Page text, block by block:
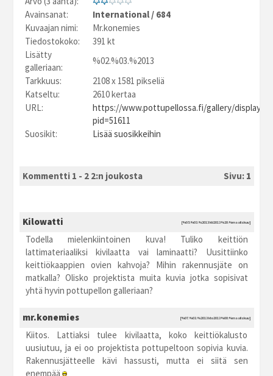
Avainsanat:
International / 684
Kuvaajan nimi:
Mr.konemies
Tiedostokoko:
391 kt
Lisätty
galleriaan:
%02.%03.%2013
Tarkkuus:
2108 x 1581 pikseliä
Katseltu:
2610 kertaa
URL:
https://www.pottupellossa.fi/gallery/
pid=51611
Suosikit:
Lisää suosikkeihin
Kommentti 1 - 2 2:n joukosta Sivu: 1
Kilowatti [%05.%03.%2013 kti2013 %20:%maaliskuu]
Todella mielenkiintoinen kuva! Tuliko keittiön
lattimateriaaliksi kivilaatta vai laminaatti? Uusittiinko
keittiökaappien ovien kahvoja? Mihin rakennusjäte on
matkalla? Olisko projektista muita kuvia jotka sopisivat
yhtä hyvin pottupellon galleriaan?
mr.konemies [%07.%03.%2013 kto2013 %00:%maaliskuu]
Kiitos. Lattiaksi tulee kivilaatta, koko keittiökalusto
uusiutuu, ja ei oo projektista pottupeltoon sopivia kuvia.
Rakennusjätteelle kävi hassusti, mutta ei siitä sen
enempää